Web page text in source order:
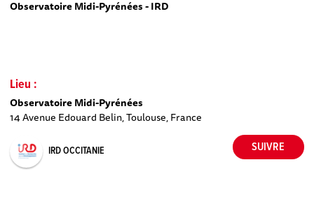
Observatoire Midi-Pyrénées - IRD
Lieu :
Observatoire Midi-Pyrénées
14 Avenue Edouard Belin, Toulouse, France
IRD OCCITANIE